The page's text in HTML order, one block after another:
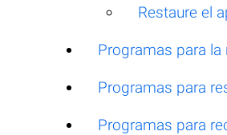
Restaure el
Programas para
Programas para
Programas para